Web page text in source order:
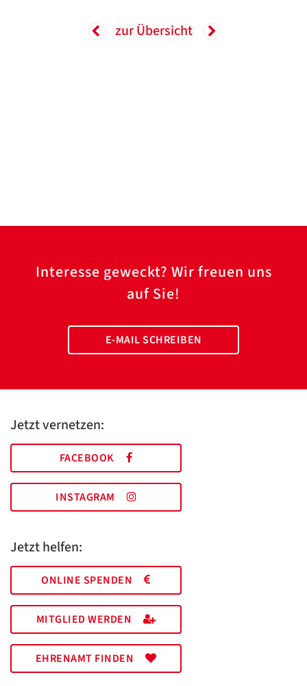
zur Übersicht
Interesse geweckt? Wir freuen uns
auf Sie!
E-MAIL SCHREIBEN
Jetzt vernetzen:
FACEBOOK
INSTAGRAM
Jetzt helfen:
ONLINE SPENDEN
MITGLIED WERDEN
EHRENAMT FINDEN